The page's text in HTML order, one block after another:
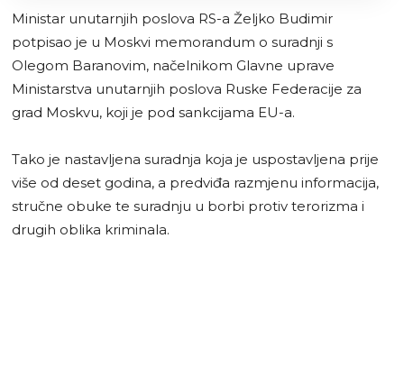
Ministar unutarnjih poslova RS-a Željko Budimir
potpisao je u Moskvi memorandum o suradnji s
Olegom Baranovim, načelnikom Glavne uprave
Ministarstva unutarnjih poslova Ruske Federacije za
grad Moskvu, koji je pod sankcijama EU-a.
Tako je nastavljena suradnja koja je uspostavljena prije
više od deset godina, a predviđa razmjenu informacija,
stručne obuke te suradnju u borbi protiv terorizma i
drugih oblika kriminala.